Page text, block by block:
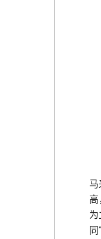
高
为